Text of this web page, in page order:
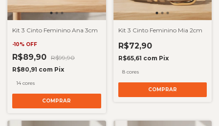
Kit 3 Cinto Feminino Ana 3cm
-10% OFF
R$89,90 R$99,90
R$80,91 com Pix
14 cores
COMPRAR
Kit 3 Cinto Feminino Mia 2cm
R$72,90
R$65,61 com Pix
8 cores
COMPRAR